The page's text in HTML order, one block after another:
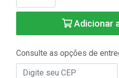
Adicionar
Consulte as opções de